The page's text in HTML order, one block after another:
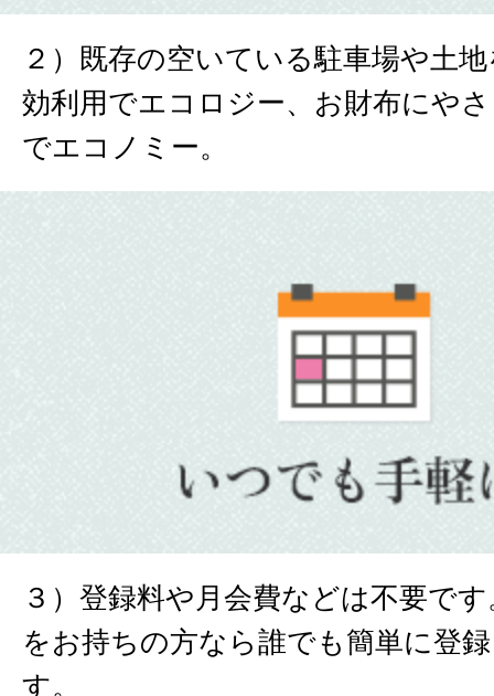
２）既存の空いている駐車場や土
効利用でエコロジー、お財布にや
でエコノミー。
３）登録料や月会費などは不要で
をお持ちの方なら誰でも簡単に登
す。